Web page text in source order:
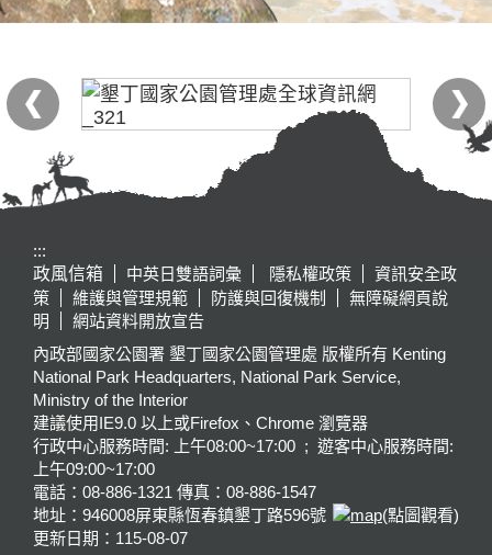
:::
政風信箱
中英日雙語詞彙 隱私權政策
資訊安全政
策
維護與管理規範 防護與回復機制
無障礙網頁說
明
網站資料開放宣告
內政部國家公園署 墾丁國家公園管理處 版權所有 Kenting
National Park Headquarters, National Park Service,
Ministry of the Interior
建議使用IE9.0 以上或Firefox、Chrome 瀏覽器
行政中心服務時間: 上午08:00~17:00 ; 遊客中心服務時間:
上午09:00~17:00
電話：08-886-1321 傳真：08-886-1547
地址：946008屏東縣恆春鎮墾丁路596號
(點圖觀看)
更新日期： 115-08-07